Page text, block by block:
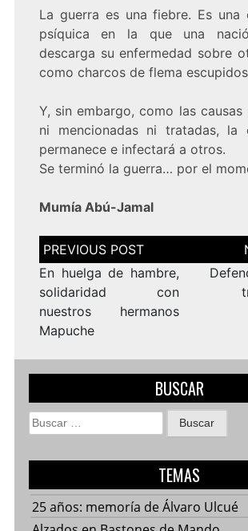
La guerra es una fiebre. Es una
psíquica en la que una
descarga su enfermedad sobre
como charcos de flema
Y, sin embargo, como las causas
ni mencionadas ni tratadas, la
permanece e infectará a otros.
Se terminó la guerra… por el
Mumía Abú-Jamal
Navegación
de
entradas
En huelga de hambre,
solidaridad con
nuestros hermanos
Mapuche
BUSCAR
Buscar:
TEMAS
25 años: memoría de Álvaro Ulcué